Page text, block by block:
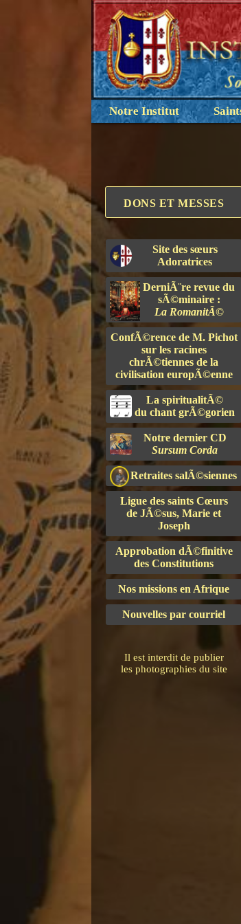
Notre Institut
DONS ET MESSES
Site des sœurs
Adoratrices
DerniÃ¨re revue du
sÃ©minaire :
La RomanitÃ©
ConfÃ©rence de M. Pichot
sur les racines
chrÃ©tiennes de la
civilisation europÃ©enne
La spiritualitÃ©
du chant grÃ©gorien
Notre dernier CD
Sursum Corda
Retraites salÃ©siennes
Ligue des saints Cœurs
de JÃ©sus, Marie et
Joseph
Approbation dÃ©finitive
des Constitutions
Nos missions en Afrique
Nouvelles par courriel
Il est interdit de publier
les photographies du site